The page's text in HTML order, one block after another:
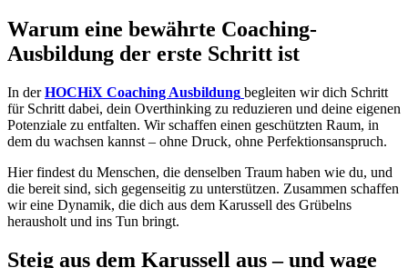
Warum eine bewährte Coaching-
Ausbildung der erste Schritt ist
In derHOCHiX Coaching Ausbildung begleiten wir dich Schritt
für Schritt dabei, dein Overthinking zu reduzieren und deine eigenen
Potenziale zu entfalten. Wir schaffen einen geschützten Raum, in
dem du wachsen kannst – ohne Druck, ohne Perfektionsanspruch.
Hier findest du Menschen, die denselben Traum haben wie du, und
die bereit sind, sich gegenseitig zu unterstützen. Zusammen schaffen
wir eine Dynamik, die dich aus dem Karussell des Grübelns
herausholt und ins Tun bringt.
Steig aus dem Karussell aus – und wage